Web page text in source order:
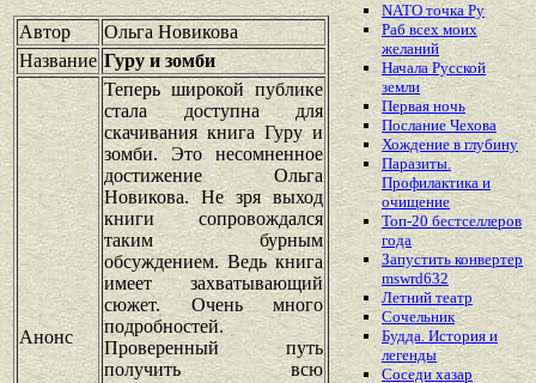
Автор
Ольга Новикова
Название Гуру и зомби
Анонс
Теперь широкой публике
стала доступна для
скачивания книга Гуру и
зомби. Это несомненное
достижение Ольга
Новикова. Не зря выход
книги сопровождался
таким бурным
обсуждением. Ведь книга
имеет захватывающий
сюжет. Очень много
подробностей.
Проверенный путь
получить всю
NАТО точка Ру
Раб всех моих
желаний
Начала Русской
земли
Первая ночь
Послание Чехова
Хождение в глубину
Паразиты.
Профилактика и
очищение
Топ-20 бестселлеров
года
Запустить конвертер
mswrd632
Летний театр
Сочельник
Будда. История и
легенды
Соседи хазар